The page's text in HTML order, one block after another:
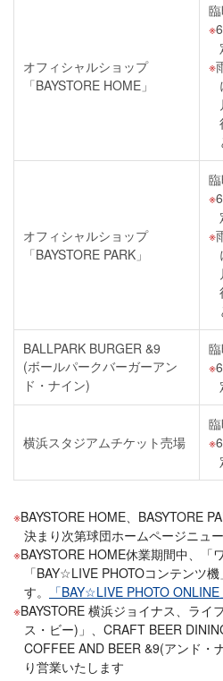
オフィシャルショップ
「BAYSTORE HOME」
オフィシャルショップ
「BAYSTORE PARK」
BALLPARK BURGER &9
(ボールパークバーガーアン
ド・ナイン)
横浜スタジアムチケット売場
BAYSTORE HOME、BASYTORE
決まり次第球団ホームページニュ
BAYSTORE HOME休業期間中、「
「BAY☆LIVE PHOTOコンテンツ
す。
「BAY☆LIVE PHOTO ONLINE
BAYSTORE 横浜ジョイナス、ライ
ス・ビー)」、CRAFT BEER
COFFEE AND BEER &9(アンド・
り営業いたします